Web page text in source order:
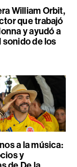
William Orbit,
que trabajó
y ayudó a
de los
a la música:
y